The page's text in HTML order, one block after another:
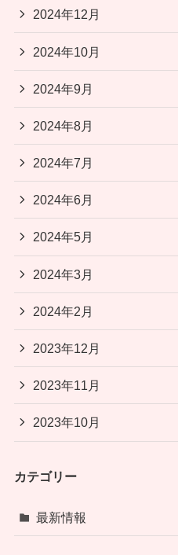
2024年12月
2024年10月
2024年9月
2024年8月
2024年7月
2024年6月
2024年5月
2024年3月
2024年2月
2023年12月
2023年11月
2023年10月
カテゴリー
最新情報